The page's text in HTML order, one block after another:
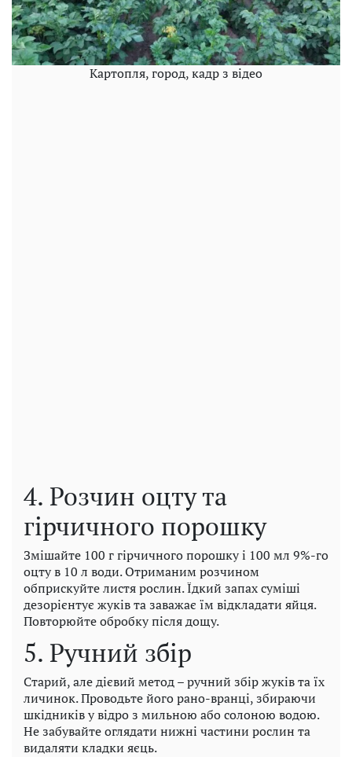
Картопля, город, кадр з відео
4. Розчин оцту та
гірчичного порошку
Змішайте 100 г гірчичного порошку і 100 мл 9%-го
оцту в 10 л води. Отриманим розчином
обприскуйте листя рослин. Їдкий запах суміші
дезорієнтує жуків та заважає їм відкладати яйця.
Повторюйте обробку після дощу.
5. Ручний збір
Старий, але дієвий метод – ручний збір жуків та їх
личинок. Проводьте його рано-вранці, збираючи
шкідників у відро з мильною або солоною водою.
Не забувайте оглядати нижні частини рослин та
видаляти кладки яєць.